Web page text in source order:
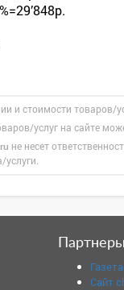
и стоимости товаров/
услуг на сайте
не несет
Сайт